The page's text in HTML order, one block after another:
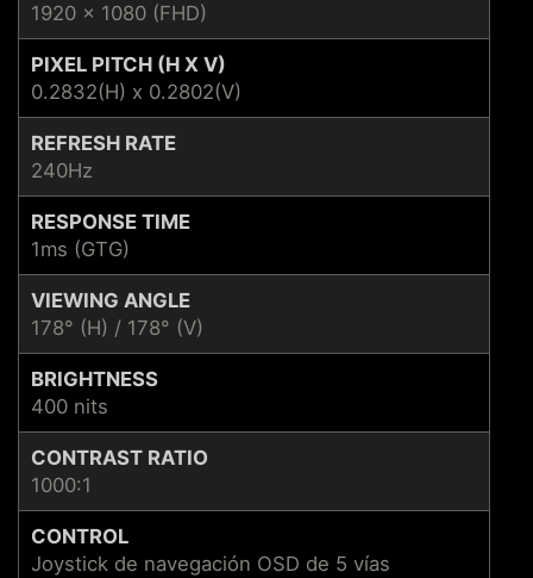
1920 x 1080 (FHD)
PIXEL PITCH (H X V)
0.2832(H) x 0.2802(V)
REFRESH RATE
240Hz
RESPONSE TIME
1ms (GTG)
VIEWING ANGLE
178° (H) / 178° (V)
BRIGHTNESS
400 nits
CONTRAST RATIO
1000:1
CONTROL
Joystick de navegación OSD de 5 vías